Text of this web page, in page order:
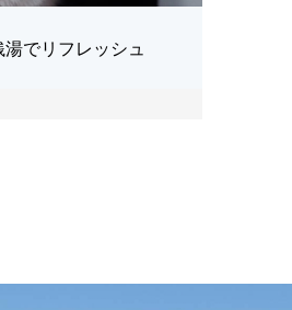
でリフレッシュ